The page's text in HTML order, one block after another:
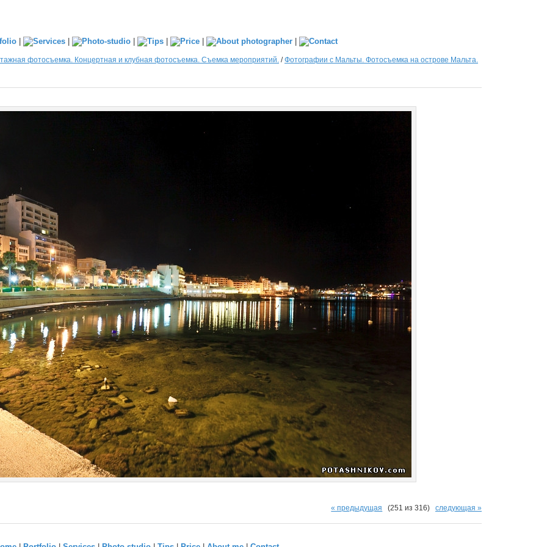
| | | | | |
фотосъемка. Концертная и клубная фотосъемка. Съемка мероприятий. /Фотографии с Мальты. Фотосъемка на острове Мальта.
« предыдущая (251 из 316) следующая »